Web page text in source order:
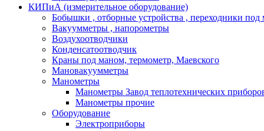
КИПиА (измерительное оборудование)
Бобышки , отборные устройства , переходники под
Вакуумметры , напорометры
Воздухоотводчики
Конденсатоотводчик
Краны под маном, термометр, Маевского
Мановакуумметры
Манометры
Манометры Завод теплотехнических
Манометры прочие
Оборудование
Электроприборы